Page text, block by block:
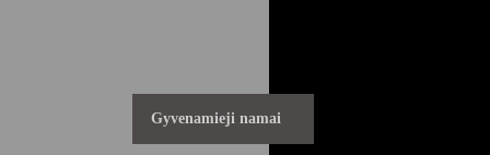
Gyvenamieji namai